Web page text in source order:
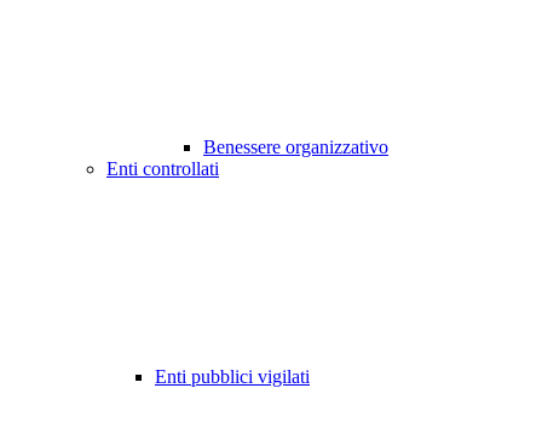
Benessere organizzativo
Enti controllati
Enti pubblici vigilati